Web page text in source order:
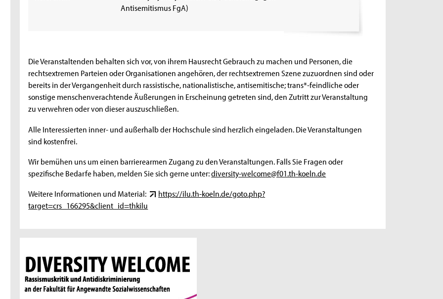
Antisemitismus FgA)
Die Veranstaltenden behalten sich vor, von ihrem Hausrecht Gebrauch zu machen und Personen, die
rechtsextremen Parteien oder Organisationen angehören, der rechtsextremen Szene zuzuordnen sind oder
bereits in der Vergangenheit durch rassistische, nationalistische, antisemitische; trans*-feindliche oder
sonstige menschenverachtende Äußerungen in Erscheinung getreten sind, den Zutritt zur Veranstaltung
zu verwehren oder von dieser auszuschließen.
Alle Interessierten inner- und außerhalb der Hochschule sind herzlich eingeladen. Die Veranstaltungen
sind kostenfrei.
Wir bemühen uns um einen barrierearmen Zugang zu den Veranstaltungen. Falls Sie Fragen oder
spezifische Bedarfe haben, melden Sie sich gerne unter:diversity-welcome@f01.th-koeln.de
Weitere Informationen und Material:
https://ilu.th-koeln.de/goto.php?
target=crs_166295&client_id=thkilu